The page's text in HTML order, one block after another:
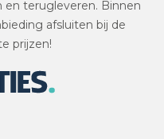
en terugleveren. Binnen
afsluiten bij de
prijzen!